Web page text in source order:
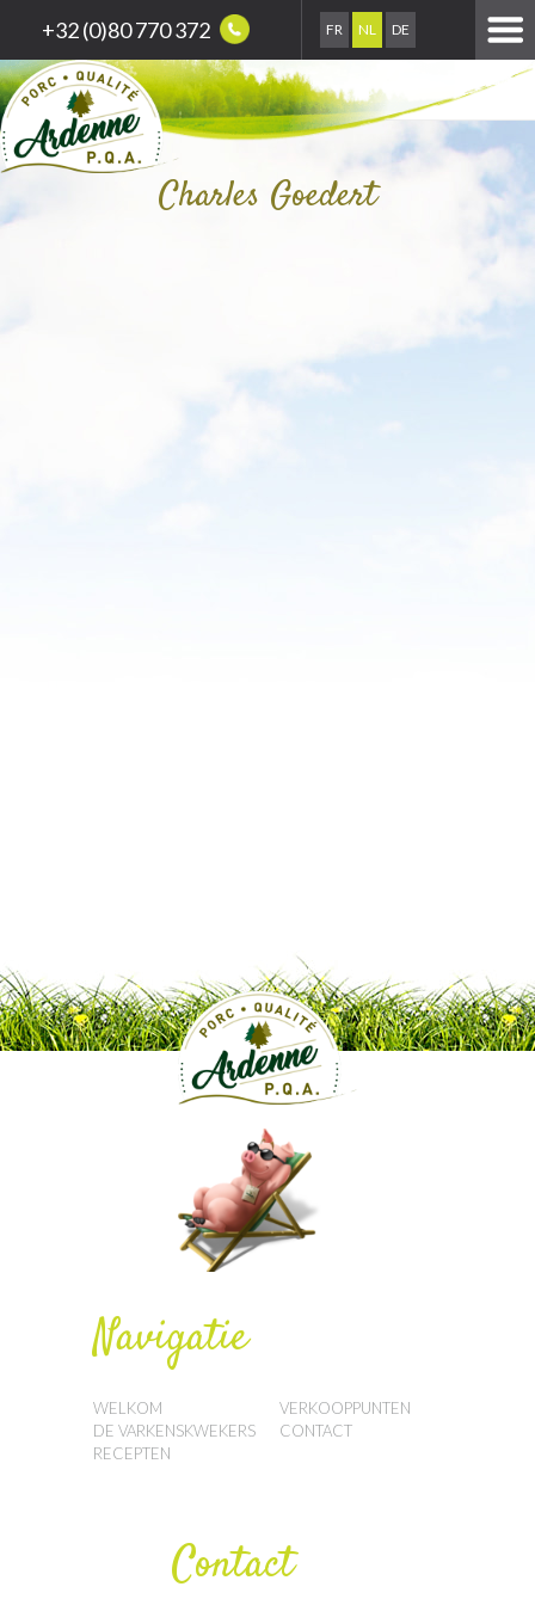
+32 (0)80 770 372 FR NL DE
Charles Goedert
Navigatie
WELKOM
DE VARKENSKWEKERS
RECEPTEN
VERKOOPPUNTEN
CONTACT
Contact